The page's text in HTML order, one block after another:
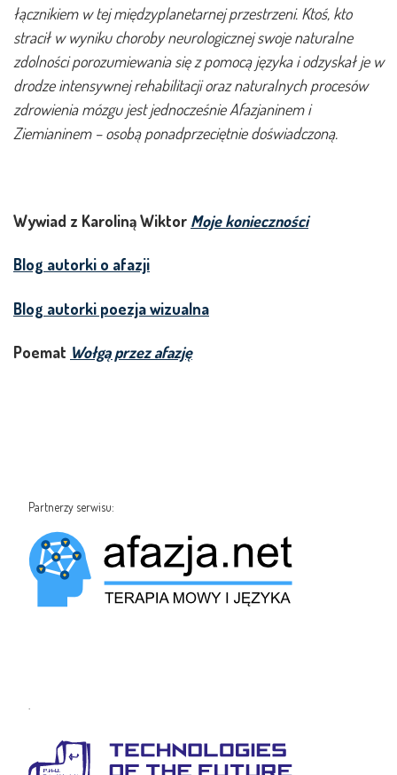
łącznikiem w tej międzyplanetarnej przestrzeni. Ktoś, kto
stracił w wyniku choroby neurologicznej swoje naturalne
zdolności porozumiewania się z pomocą języka i odzyskał je w
drodze intensywnej rehabilitacji oraz naturalnych procesów
zdrowienia mózgu jest jednocześnie Afazjaninem i
Ziemianinem – osobą ponadprzeciętnie doświadczoną.
Wywiad z Karoliną Wiktor Moje konieczności
Blog autorki o afazji
Blog autorki poezja wizualna
Poemat Wołgą przez afazję
Partnerzy serwisu: